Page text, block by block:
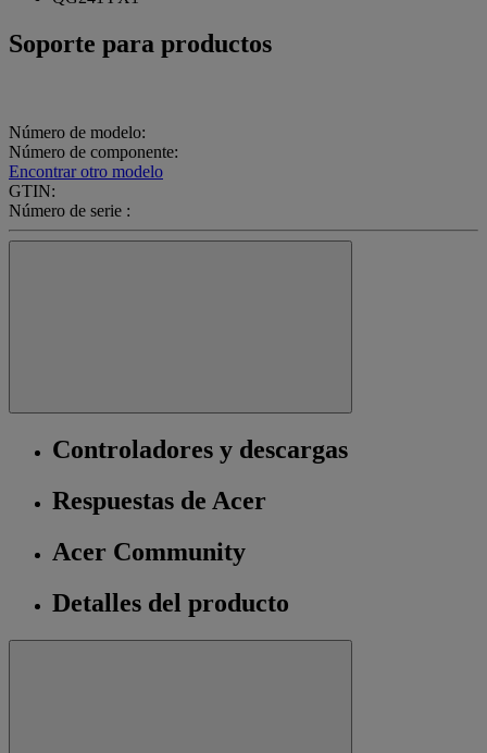
Soporte para productos
Número de modelo:
Número de componente:
Encontrar otro modelo
GTIN:
Número de serie :
Controladores y descargas
Respuestas de Acer
Acer Community
Detalles del producto